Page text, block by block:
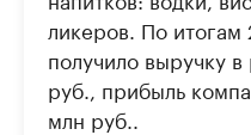
ликеров. По итогам
получило выручку
руб., прибыль
млн руб..